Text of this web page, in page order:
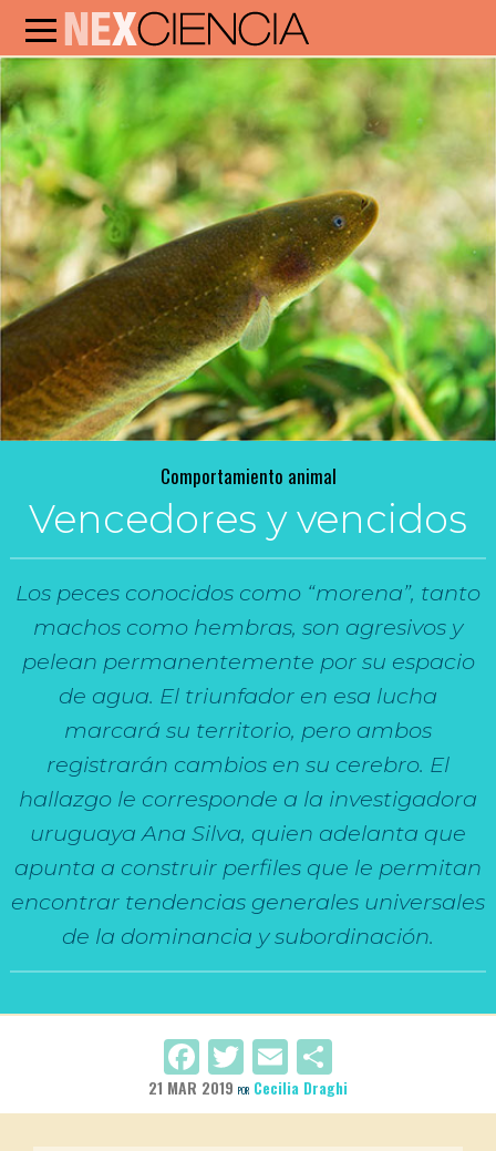
Comportamiento animal
Vencedores y vencidos
Los peces conocidos como “morena”, tanto
machos como hembras, son agresivos y
pelean permanentemente por su espacio
de agua. El triunfador en esa lucha
marcará su territorio, pero ambos
registrarán cambios en su cerebro. El
hallazgo le corresponde a la investigadora
uruguaya Ana Silva, quien adelanta que
apunta a construir perfiles que le permitan
encontrar tendencias generales universales
de la dominancia y subordinación.
Facebook
Twitter
Email
21 MAR 2019 POR Cecilia Draghi